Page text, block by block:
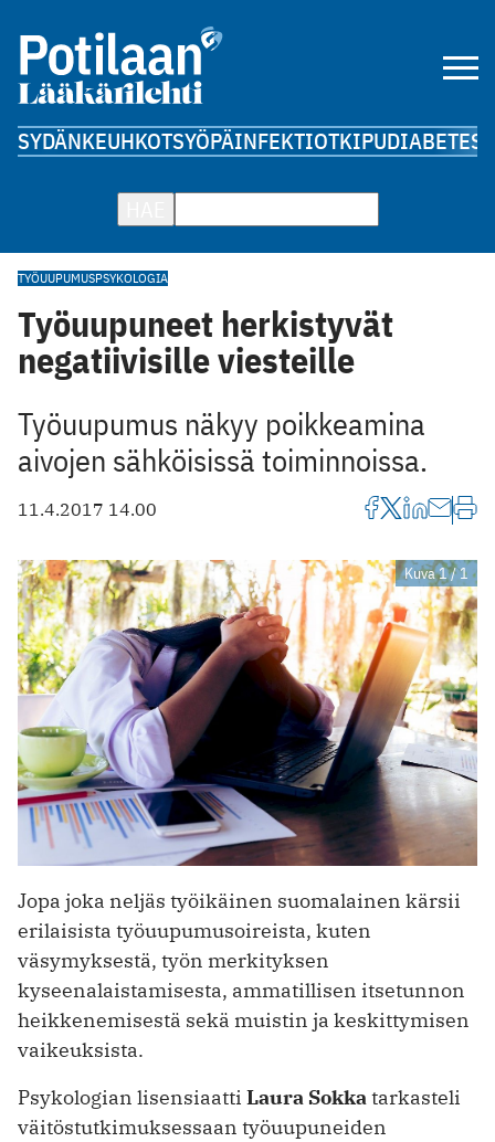
SYDÄNKEUHKOTSYÖPÄINFEKTIOTKIPUDIABETES
TYÖUUPUMUSPSYKOLOGIA
Työuupuneet herkistyvät
negatiivisille viesteille
Työuupumus näkyy poikkeamina
aivojen sähköisissä toiminnoissa.
11.4.2017 14.00
Kuva 1 / 1
Jopa joka neljäs työikäinen suomalainen kärsii
erilaisista työuupumusoireista, kuten
väsymyksestä, työn merkityksen
kyseenalaistamisesta, ammatillisen itsetunnon
heikkenemisestä sekä muistin ja keskittymisen
vaikeuksista.
Psykologian lisensiaatti Laura Sokkatarkasteli
väitöstutkimuksessaan työuupuneiden